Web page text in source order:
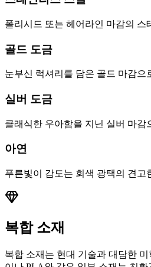
폴리시드 또는 헤어라인 마감의
골드 도금
눈부신 럭셔리를 담은 골드 마감
실버 도금
클래식한 우아함을 지닌 실버 마
아연
푸른빛이 감도는 회색 광택의 견
복합 소재
복합 소재는 현대 기술과 대담한